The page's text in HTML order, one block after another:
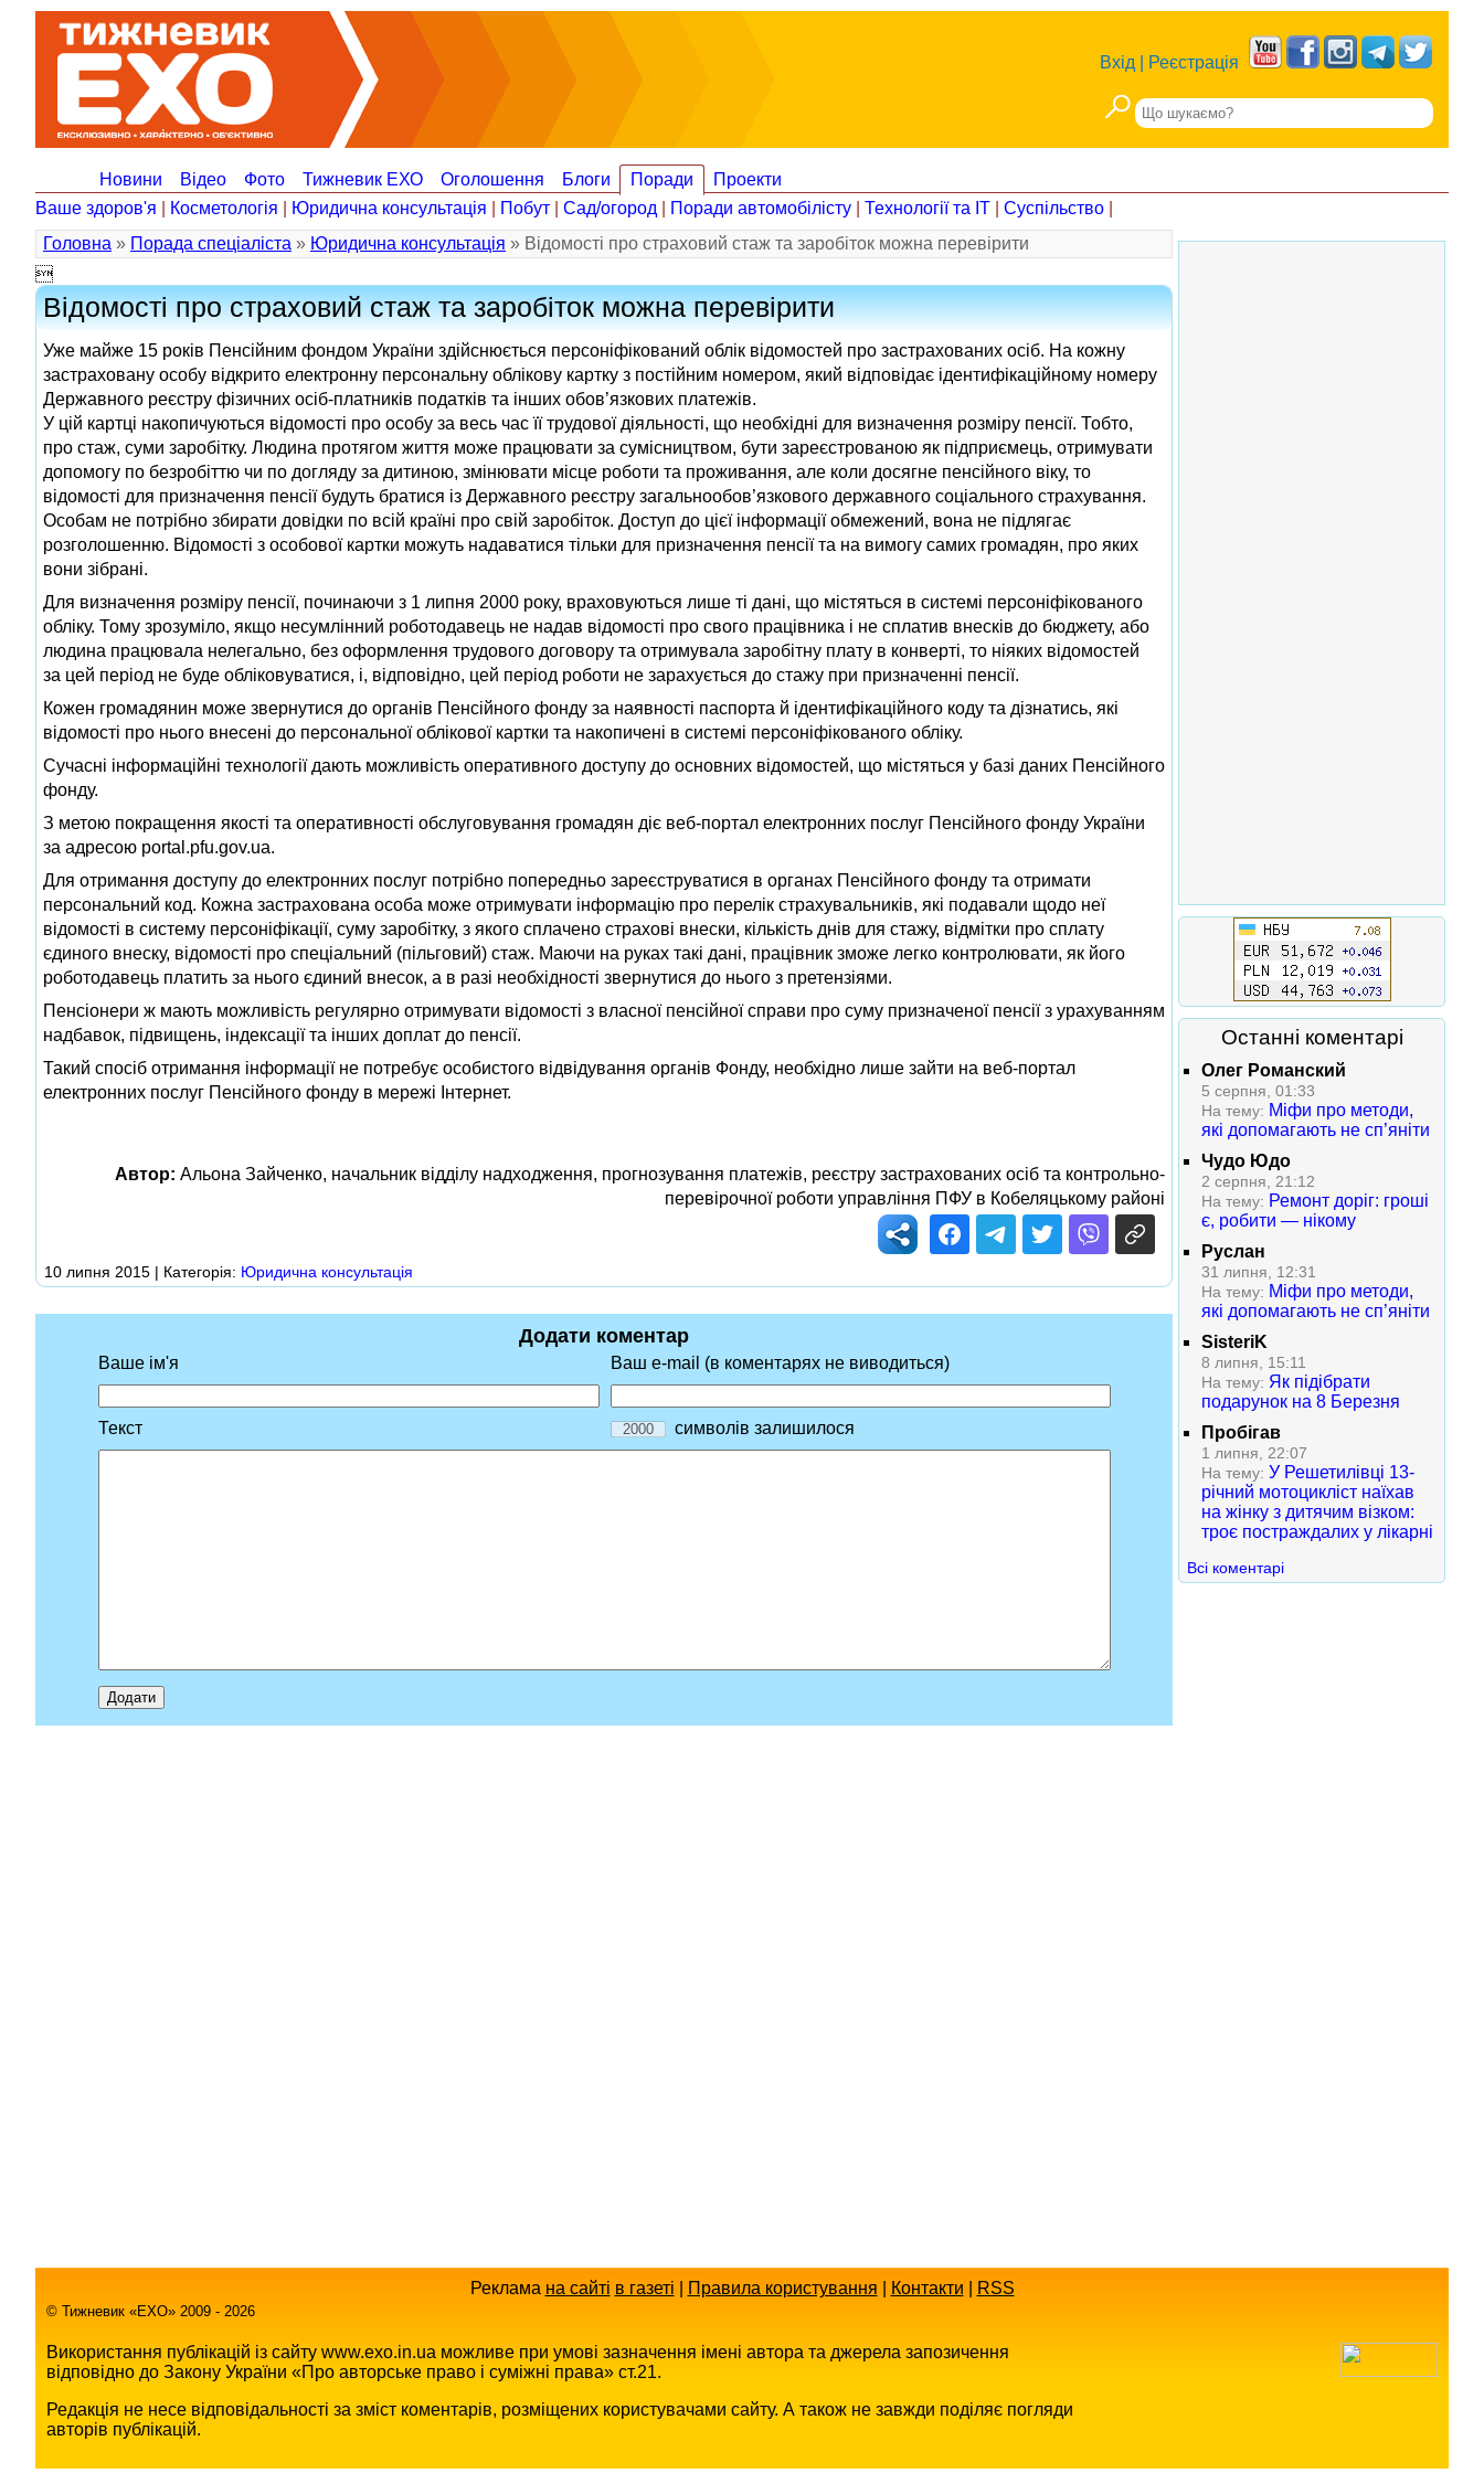
Вхід Реєстрація
Новини Відео Фото Тижневик ЕХО Оголошення Блоги Поради
Проекти
Ваше здоров'я
Косметологія Юридична консультація Побут Сад/огород Поради автомобілісту Технології та ІТ Суспільство
Головна » Порада спеціаліста » Юридична консультація » Відомості про страховий стаж та заробіток можна перевірити

Відомості про страховий стаж та заробіток можна перевірити
Уже майже 15 років Пенсійним фондом України здійснюється персоніфікований облік відомостей про застрахованих осіб. На кожну
застраховану особу відкрито електронну персональну облікову картку з постійним номером, який відповідає ідентифікаційному номеру
Державного реєстру фізичних осіб-платників податків та інших обов’язкових платежів.
У цій картці накопичуються відомості про особу за весь час її трудової діяльності, що необхідні для визначення розміру пенсії. Тобто,
про стаж, суми заробітку. Людина протягом життя може працювати за сумісництвом, бути зареєстрованою як підприємець, отримувати
допомогу по безробіттю чи по догляду за дитиною, змінювати місце роботи та проживання, але коли досягне пенсійного віку, то
відомості для призначення пенсії будуть братися із Державного реєстру загальнообов’язкового державного соціального страхування.
Особам не потрібно збирати довідки по всій країні про свій заробіток. Доступ до цієї інформації обмежений, вона не підлягає
розголошенню. Відомості з особової картки можуть надаватися тільки для призначення пенсії та на вимогу самих громадян, про яких
вони зібрані.
Для визначення розміру пенсії, починаючи з 1 липня 2000 року, враховуються лише ті дані, що містяться в системі персоніфікованого
обліку. Тому зрозуміло, якщо несумлінний роботодавець не надав відомості про свого працівника і не сплатив внесків до бюджету, або
людина працювала нелегально, без оформлення трудового договору та отримувала заробітну плату в конверті, то ніяких відомостей
за цей період не буде обліковуватися, і, відповідно, цей період роботи не зарахується до стажу при призначенні пенсії.
Кожен громадянин може звернутися до органів Пенсійного фонду за наявності паспорта й ідентифікаційного коду та дізнатись, які
відомості про нього внесені до персональної облікової картки та накопичені в системі персоніфікованого обліку.
Сучасні інформаційні технології дають можливість оперативного доступу до основних відомостей, що містяться у базі даних Пенсійного
фонду.
З метою покращення якості та оперативності обслуговування громадян діє веб-портал електронних послуг Пенсійного фонду України
за адресою portal.pfu.gov.ua.
Для отримання доступу до електронних послуг потрібно попередньо зареєструватися в органах Пенсійного фонду та отримати
персональний код. Кожна застрахована особа може отримувати інформацію про перелік страхувальників, які подавали щодо неї
відомості в систему персоніфікації, суму заробітку, з якого сплачено страхові внески, кількість днів для стажу, відмітки про сплату
єдиного внеску, відомості про спеціальний (пільговий) стаж. Маючи на руках такі дані, працівник зможе легко контролювати, як його
роботодавець платить за нього єдиний внесок, а в разі необхідності звернутися до нього з претензіями.
Пенсіонери ж мають можливість регулярно отримувати відомості з власної пенсійної справи про суму призначеної пенсії з урахуванням
надбавок, підвищень, індексації та інших доплат до пенсії.
Такий спосіб отримання інформації не потребує особистого відвідування органів Фонду, необхідно лише зайти на веб-портал
електронних послуг Пенсійного фонду в мережі Інтернет.
Автор: Альона Зайченко, начальник відділу надходження, прогнозування платежів, реєстру застрахованих осіб та контрольно-
перевірочної роботи управління ПФУ в Кобеляцькому районі
10 липня 2015 | Категорія: Юридична консультація
Додати коментар
Ваше ім'я Ваш e-mail (в коментарях не виводиться)
Текст символів залишилося
Останні коментарі
Олег Романский
5 серпня, 01:33
На тему: Міфи про методи,
які допомагають не сп’яніти
Чудо Юдо
2 серпня, 21:12
На тему: Ремонт доріг: гроші
є, робити — нікому
Руслан
31 липня, 12:31
На тему: Міфи про методи,
які допомагають не сп’яніти
SisteriK
8 липня, 15:11
На тему: Як підібрати
подарунок на 8 Березня
Пробігав
1 липня, 22:07
На тему: У Решетилівці 13-
річний мотоцикліст наїхав
на жінку з дитячим візком:
троє постраждалих у лікарні
Всі коментарі
Реклама на сайті в газеті Правила користування Контакти RSS
© Тижневик «EХO» 2009 - 2026
Використання публікацій із сайту www.exo.in.ua можливе при умові зазначення імені автора та джерела запозичення
відповідно до Закону України «Про авторське право і суміжні права» ст.21.
Редакція не несе відповідальності за зміст коментарів, розміщених користувачами сайту. А також не завжди поділяє погляди
авторів публікацій.